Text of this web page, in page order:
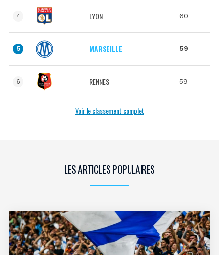
4 LYON 60
5 MARSEILLE 59
6 RENNES 59
Voir le classement complet
LES ARTICLES POPULAIRES